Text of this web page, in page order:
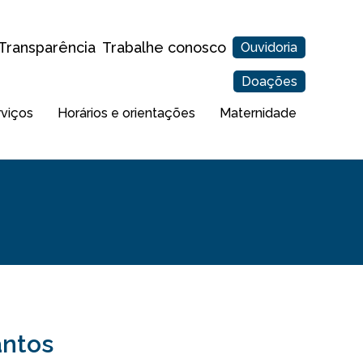
Trabalhe conosco Ouvidoria
Doações
Horários e orientações Maternidade